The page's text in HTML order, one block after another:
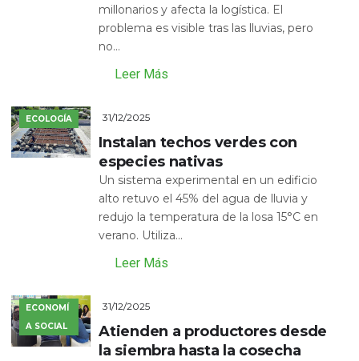
millonarios y afecta la logística. El
problema es visible tras las lluvias, pero
no...
Leer Más
ECOLOGÍA 31/12/2025
Instalan techos verdes con
especies nativas
Un sistema experimental en un edificio
alto retuvo el 45% del agua de lluvia y
redujo la temperatura de la losa 15°C en
verano. Utiliza...
Leer Más
ECONOMÍ
A SOCIAL
31/12/2025
Atienden a productores desde
la siembra hasta la cosecha